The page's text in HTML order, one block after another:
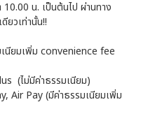
น. เป็นต้นไป ผ่านทาง
วเท่านั้น!!
นียมเพิ่ม convenience fee
(ไม่มีค่าธรรมเนียม)
Air Pay (มีค่าธรรมเนียมเพิ่ม